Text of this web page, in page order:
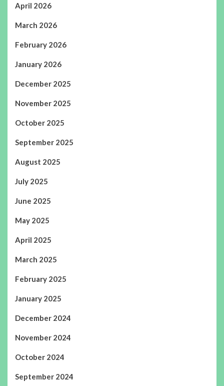
April 2026
March 2026
February 2026
January 2026
December 2025
November 2025
October 2025
September 2025
August 2025
July 2025
June 2025
May 2025
April 2025
March 2025
February 2025
January 2025
December 2024
November 2024
October 2024
September 2024